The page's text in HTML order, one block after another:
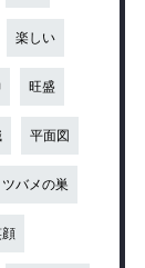
楽しい
旺盛
平面図
ツバメの巣